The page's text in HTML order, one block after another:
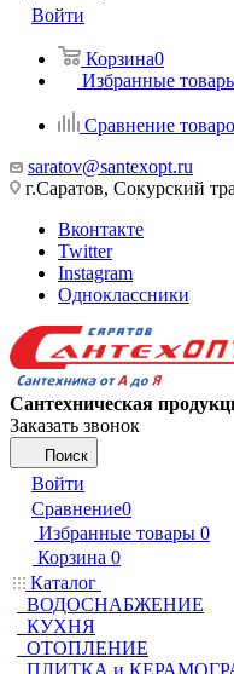
Войти
Корзина0
Избранные
Сравнение
saratov@santexopt.ru
г.Саратов, Сокурский
Вконтакте
Twitter
Instagram
Одноклассники
Сантехническая
Заказать звонок
Поиск
Войти
Сравнение0
Избранные товары 0
Корзина 0
Каталог
ВОДОСНАБЖЕНИЕ
КУХНЯ
ОТОПЛЕНИЕ
ПЛИТКА и